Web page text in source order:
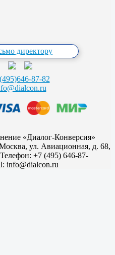
директору
87-82
«Диалог-Конверсия»
ул. Авиационная, д. 68,
Телефон: +7 (495) 646-87-
info@dialcon.ru